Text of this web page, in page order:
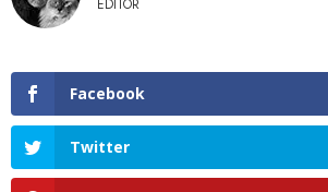
EDITOR
Facebook
Twitter